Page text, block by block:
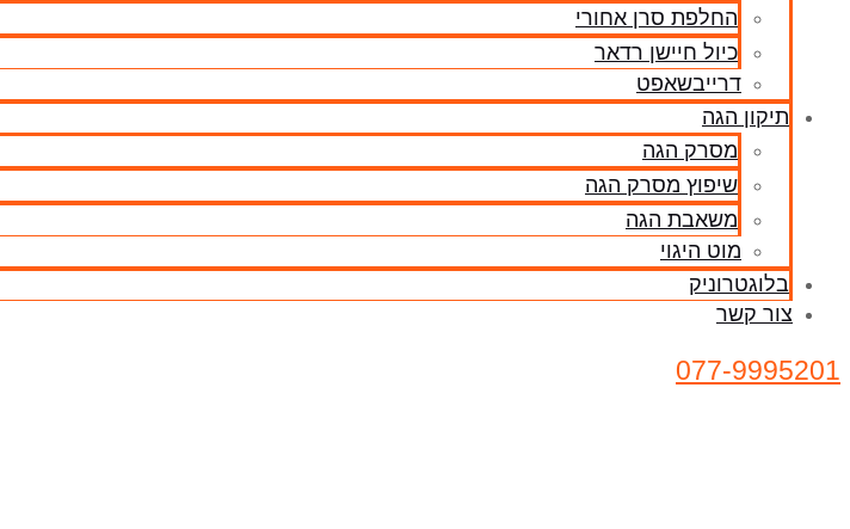
החלפת סרן אחורי
כיול חיישן רדאר
דרייבשאפט
תיקון הגה
מסרק הגה
שיפוץ מסרק הגה
משאבת הגה
מוט היגוי
בלוגטרוניק
צור קשר
077-9995201